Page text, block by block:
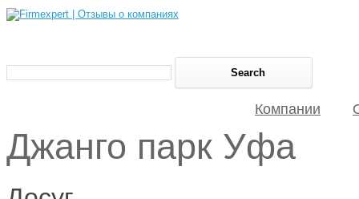
Компании
Джанго парк Уфа